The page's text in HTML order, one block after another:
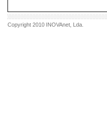
Copyright 2010 INOVAnet , Lda.